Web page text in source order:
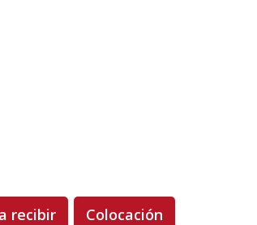
recibir Colocación